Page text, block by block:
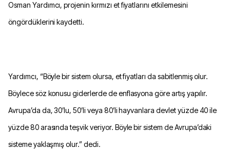
Osman Yardımcı, projenin kırmızı et fiyatlarını etkilemesini
öngördüklerini kaydetti.
Yardımcı, “Böyle bir sistem olursa, et fiyatları da sabitlenmiş olur.
Böylece söz konusu giderlerde de enflasyona göre artış yapılır.
Avrupa’da da, 30’lu, 50’li veya 80’li hayvanlara devlet yüzde 40 ile
yüzde 80 arasında teşvik veriyor. Böyle bir sistem de Avrupa’daki
sisteme yaklaşmış olur.” dedi.